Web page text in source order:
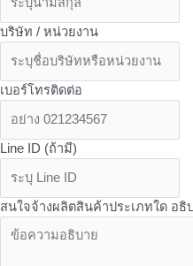
บริษัท / หน่วยงาน
เบอร์โทรติดต่อ
Line ID (ถ้ามี)
สนใจจ้างผลิตสินค้าประเภทใด อ